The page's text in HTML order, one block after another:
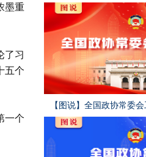
墨重
了习
五个
一个
【图说】全国政协常委